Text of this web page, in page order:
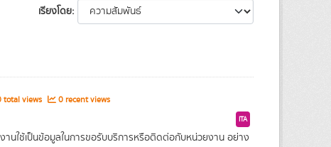
เรียงโดย
views 0 recent views
ITA
ใช้เป็นข้อมูลในการขอรับบริการหรือติดต่อกับหน่วยงาน อย่าง